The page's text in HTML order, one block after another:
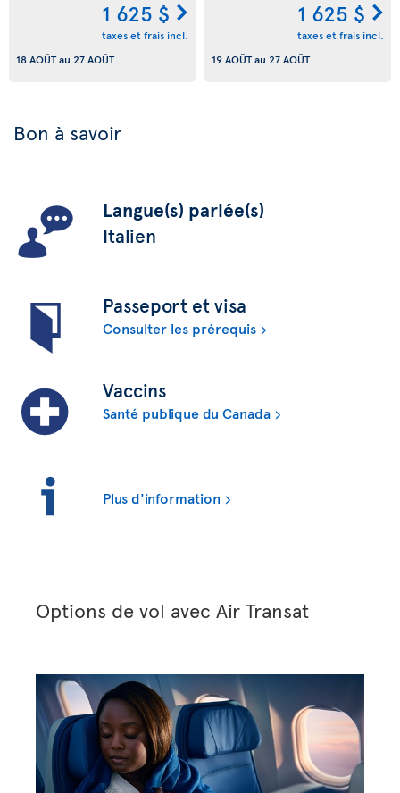
1 625 $
taxes et frais incl.
18 AOÛTau 27 AOÛT
1 625 $
taxes et frais incl.
19 AOÛTau 27 AOÛT
Bon à savoir
Langue(s) parlée(s)
Italien
Passeport et visa
Consulter les prérequis
Vaccins
Santé publique du Canada
Plus d'information
Options de vol avec Air Transat